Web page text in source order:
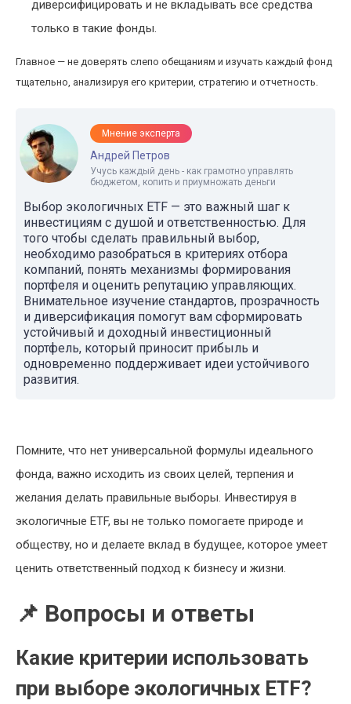
диверсифицировать и не вкладывать все средства
только в такие фонды.
Главное — не доверять слепо обещаниям и изучать каждый фонд
тщательно, анализируя его критерии, стратегию и отчетность.
Мнение эксперта
Андрей Петров
Учусь каждый день - как грамотно управлять
бюджетом, копить и приумножать деньги
Выбор экологичных ETF — это важный шаг к
инвестициям с душой и ответственностью. Для
того чтобы сделать правильный выбор,
необходимо разобраться в критериях отбора
компаний, понять механизмы формирования
портфеля и оценить репутацию управляющих.
Внимательное изучение стандартов, прозрачность
и диверсификация помогут вам сформировать
устойчивый и доходный инвестиционный
портфель, который приносит прибыль и
одновременно поддерживает идеи устойчивого
развития.
Помните, что нет универсальной формулы идеального
фонда, важно исходить из своих целей, терпения и
желания делать правильные выборы. Инвестируя в
экологичные ETF, вы не только помогаете природе и
обществу, но и делаете вклад в будущее, которое умеет
ценить ответственный подход к бизнесу и жизни.
📌 Вопросы и ответы
Какие критерии использовать
при выборе экологичных ETF?